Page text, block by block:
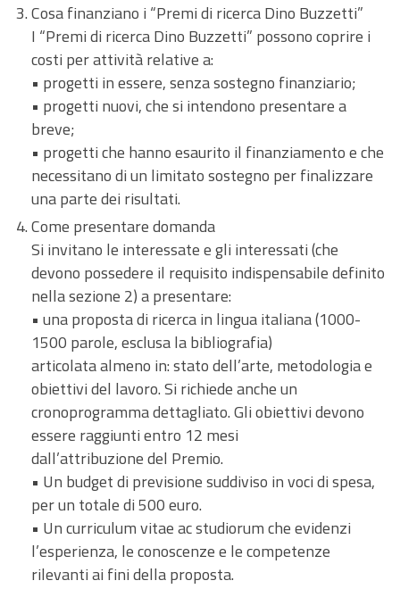
Cosa finanziano i “Premi di ricerca Dino Buzzetti”
I “Premi di ricerca Dino Buzzetti” possono coprire i
costi per attività relative a:
• progetti in essere, senza sostegno finanziario;
• progetti nuovi, che si intendono presentare a
breve;
• progetti che hanno esaurito il finanziamento e che
necessitano di un limitato sostegno per finalizzare
una parte dei risultati.
Come presentare domanda
Si invitano le interessate e gli interessati (che
devono possedere il requisito indispensabile definito
nella sezione 2) a presentare:
• una proposta di ricerca in lingua italiana (1000-
1500 parole, esclusa la bibliografia)
articolata almeno in: stato dell’arte, metodologia e
obiettivi del lavoro. Si richiede anche un
cronoprogramma dettagliato. Gli obiettivi devono
essere raggiunti entro 12 mesi
dall’attribuzione del Premio.
• Un budget di previsione suddiviso in voci di spesa,
per un totale di 500 euro.
• Un curriculum vitae ac studiorum che evidenzi
l’esperienza, le conoscenze e le competenze
rilevanti ai fini della proposta.